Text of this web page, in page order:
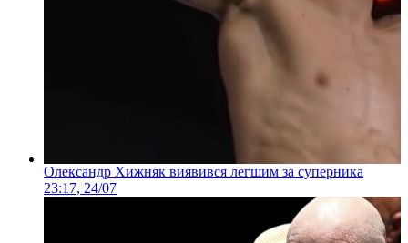
Олександр Хижняк виявився легшим за суперника
23:17, 24/07